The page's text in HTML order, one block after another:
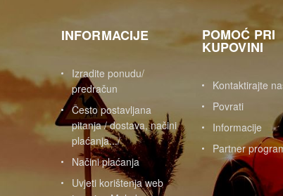
INFORMACIJE
Izradite ponudu/
predračun
Često postavljana
pitanja / dostava, načini
plaćanja.../
Načini plaćanja
Uvjeti korištenja web
POMOĆ PRI
KUPOVINI
Kontaktirajte
Povrati
Informacije
Partner